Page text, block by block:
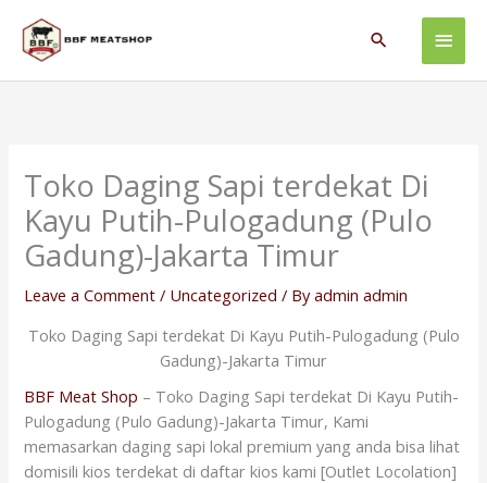
content
Main
Search
Toko Daging Sapi terdekat Di
Kayu Putih-Pulogadung (Pulo
Gadung)-Jakarta Timur
Leave a Comment / Uncategorized / Byadmin admin
Toko Daging Sapi terdekat Di Kayu Putih-Pulogadung (Pulo
Gadung)-Jakarta Timur
BBF Meat Shop – Toko Daging Sapi terdekat Di Kayu Putih-
Pulogadung (Pulo Gadung)-Jakarta Timur, Kami
memasarkan daging sapi lokal premium yang anda bisa lihat
domisili kios terdekat di daftar kios kami [Outlet Locolation]